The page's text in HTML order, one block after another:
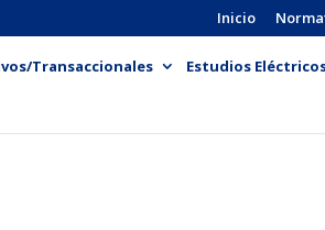
Inicio
Transaccionales
Estudios